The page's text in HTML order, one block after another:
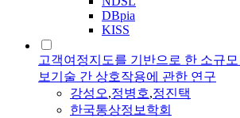
DBpia
KISS
고객여정지도를 기반으로 한 소규
보기술 간 상호작용에 관한 연구
강성오,정병호,정진택
한국통상정보학회